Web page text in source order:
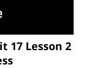
17 Lesson 2